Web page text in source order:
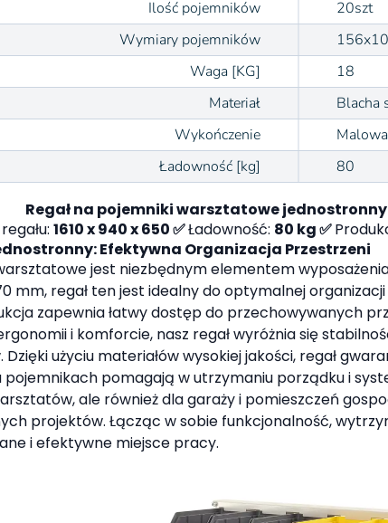
Ilość pojemników
20szt
Wymiary pojemników
Waga [KG]
18
Materiał
Blacha
Wykończenie
Ładowność [kg]
80
Regał na pojemniki warsztatowe
1610 x 940 x 650 ✅Ładowność: 80 kg ✅
Efektywna Organizacja Przestrzeni
jest niezbędnym elementem
mm, regał ten jest idealny do optymalnej
zapewnia łatwy dostęp do przechowywanych
i komforcie, nasz regał wyróżnia się
użyciu materiałów wysokiej jakości, regał
pomagają w utrzymaniu porządku i
ale również dla garaży i pomieszczeń
projektów. Łącząc w sobie funkcjonalność,
i efektywne miejsce pracy.